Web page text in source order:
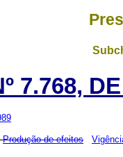
7.768,
Produção de efeitos